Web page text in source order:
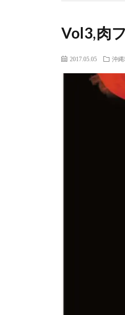
Vol3,肉
2017.05.05 沖縄